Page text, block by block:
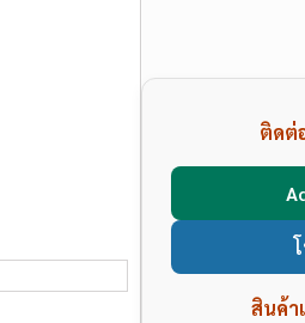
ติดต่
สินค้า